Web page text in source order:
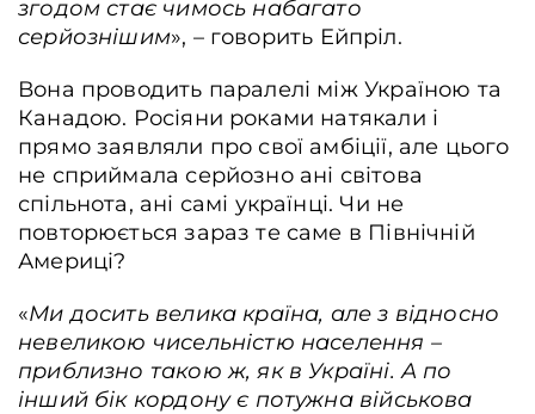
згодом стає чимось набагато
серйознішим», – говорить Ейпріл.
Вона проводить паралелі між Україною та
Канадою. Росіяни роками натякали і
прямо заявляли про свої амбіції, але цього
не сприймала серйозно ані світова
спільнота, ані самі українці. Чи не
повторюється зараз те саме в Північній
Америці?
«Ми досить велика країна, але з відносно
невеликою чисельністю населення –
приблизно такою ж, як в Україні. А по
інший бік кордону є потужна військова